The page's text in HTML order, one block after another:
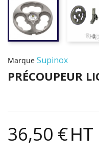
Marque Supinox
PRÉCOUPEUR
36,50 €HT